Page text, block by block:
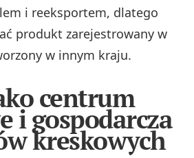
i reeksportem, dlatego
produkt zarejestrowany w
w innym kraju.
centrum
i gospodarcza
kreskowych